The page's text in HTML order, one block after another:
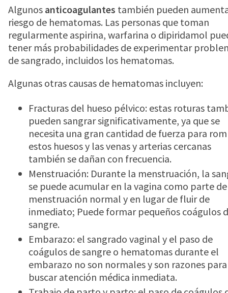
Algunos anticoagulantes también pueden
riesgo de hematomas. Las personas que toman
regularmente aspirina, warfarina o dipiridamol
tener más probabilidades de experimentar
de sangrado, incluidos los hematomas.
Algunas otras causas de hematomas incluyen:
Fracturas del hueso pélvico: estas roturas
pueden sangrar significativamente, ya que se
necesita una gran cantidad de fuerza para
estos huesos y las venas y arterias cercanas
también se dañan con frecuencia.
Menstruación: Durante la menstruación, la
se puede acumular en la vagina como parte
menstruación normal y en lugar de fluir de
inmediato; Puede formar pequeños coágulos
sangre.
Embarazo: el sangrado vaginal y el paso de
coágulos de sangre o hematomas durante el
embarazo no son normales y son razones para
buscar atención médica inmediata.